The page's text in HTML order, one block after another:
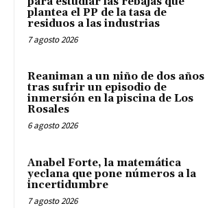
plantea el PP de la tasa de
residuos a las industrias
7 agosto 2026
Reaniman a un niño de dos años
tras sufrir un episodio de
inmersión en la piscina de Los
Rosales
6 agosto 2026
Anabel Forte, la matemática
yeclana que pone números a la
incertidumbre
7 agosto 2026